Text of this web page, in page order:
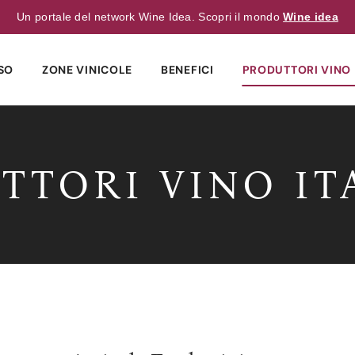
Un portale del network Wine Idea. Scopri il mondoWine idea
ZONE VINICOLE BENEFICI PRODUTTORI
VINO